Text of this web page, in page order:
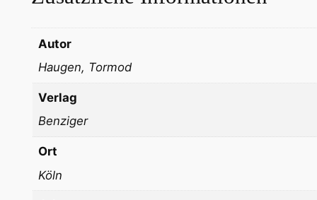
Autor
Haugen, Tormod
Verlag
Benziger
Ort
Köln